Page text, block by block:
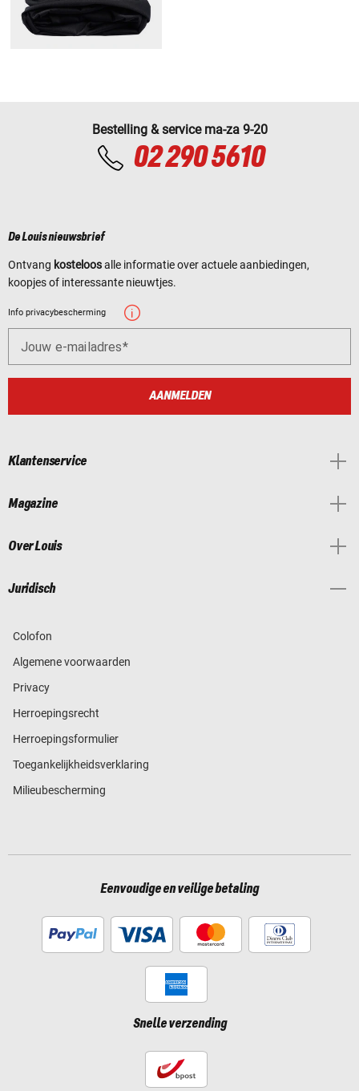
Bestelling & service ma-za 9-20
02 290 5610
De Louis nieuwsbrief
Ontvang kosteloosalle informatie over actuele aanbiedingen,
koopjes of interessante nieuwtjes.
Info privacybescherming
Jouw e-mailadres
AANMELDEN
Klantenservice
Magazine
Over Louis
Juridisch
Colofon
Algemene voorwaarden
Privacy
Herroepingsrecht
Herroepingsformulier
Toegankelijkheidsverklaring
Milieubescherming
Eenvoudige en veilige betaling
Snelle verzending